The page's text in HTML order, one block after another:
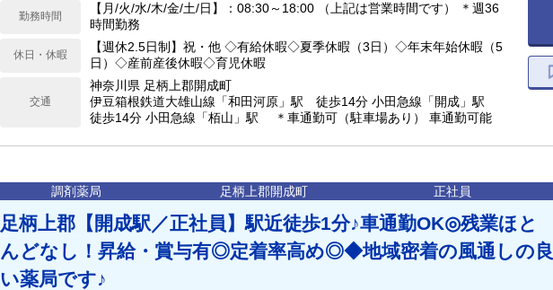
勤務時間
【月/火/水/木/金/土/日】：08:30～18:00 （上記は営業時間です） ＊週36
時間勤務
休日・休暇
【週休2.5日制】祝・他 ◇有給休暇◇夏季休暇（3日）◇年末年始休暇（5
日）◇産前産後休暇◇育児休暇
交通
神奈川県 足柄上郡開成町
伊豆箱根鉄道大雄山線「和田河原」駅 徒歩14分 小田急線「開成」駅
徒歩14分 小田急線「栢山」駅 ＊車通勤可（駐車場あり） 車通勤可能
調剤薬局 足柄上郡開成町 正社員
足柄上郡【開成駅／正社員】駅近徒歩1分♪車通勤OK◎残業ほと
んどなし！昇給・賞与有◎定着率高め◎◆地域密着の風通しの良
い薬局です♪